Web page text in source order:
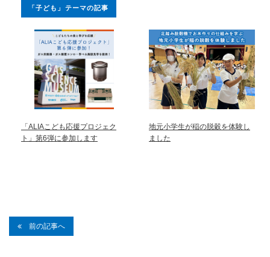
「子ども」テーマの記事
「ALIAこども応援プロジェク
ト」第6弾に参加します
地元小学生が稲の脱穀を体験し
ました
前の記事へ